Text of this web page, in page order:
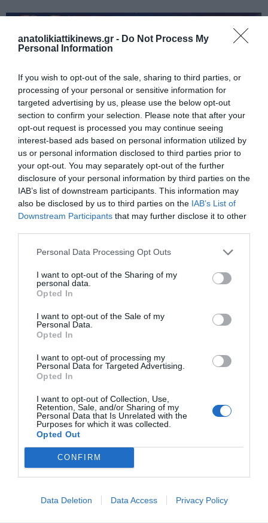
anatolikiattikinews.gr - Do Not Process My
Personal Information
If you wish to opt-out of the sale, sharing to third parties, or
processing of your personal or sensitive information for
targeted advertising by us, please use the below opt-out
section to confirm your selection. Please note that after your
opt-out request is processed you may continue seeing
interest-based ads based on personal information utilized by
us or personal information disclosed to third parties prior to
your opt-out. You may separately opt-out of the further
disclosure of your personal information by third parties on the
IAB’s list of downstream participants. This information may
also be disclosed by us to third parties on the IAB’s List of
Downstream Participants that may further disclose it to other
Personal Data Processing Opt Outs
I want to opt-out of the Sharing of my
personal data.
Opted In
I want to opt-out of the Sale of my
Personal Data.
Opted In
I want to opt-out of processing my
Personal Data for Targeted Advertising.
Opted In
I want to opt-out of Collection, Use,
Retention, Sale, and/or Sharing of my
Personal Data that Is Unrelated with the
Purposes for which it was collected.
Opted Out
CONFIRM
Data Deletion Data Access Privacy Policy
ΕΛΛΑΔΑ ΙΑΤΡΙΚΑ - ΚΟΙΝΩΝΙΚΑ ΚΟΣΜΟΣ
ΠΕΡΙΒΑΛΛΟΝ - ΚΑΙΡΟΣ
ΠΟΛΙΤΙΚΗ - ΟΙΚΟΝΟΜΙΑ
ΠΟΛΙΤΙΣΤΙΚΑ Ροή ειδήσεων
DISNEY – ΣΥΜΜΑΧΙΑ ΜΕ ΤΟ TIKTOK:
ΑΝΟΙΓΕΙ ΤΗ ΒΙΒΛΙΟΘΗΚΗ ΤΗΣ ΣΤΟΥΣ
ΔΗΜΙΟΥΡΓΟΥΣ ΒΙΝΤΕΟ
6 Αυγούστου 2026
Η Disney και το TikTok ανακοίνωσαν μια πρωτοποριακή συμφωνία που
επιτρέπει σε δημιουργούς περιεχομένου της πλατφόρμας να
χρησιμοποιούν επίσημα χαρακτήρες, σκηνές και οπτικοακουστικό υλικό
ΔΗΜΟΙ - ΠΕΡΙΦΕΡΕΙΕΣ ΕΛΛΑΔΑ ΙΑΤΡΙΚΑ - ΚΟΙΝΩΝΙΚΑ
ΚΟΣΜΟΣ